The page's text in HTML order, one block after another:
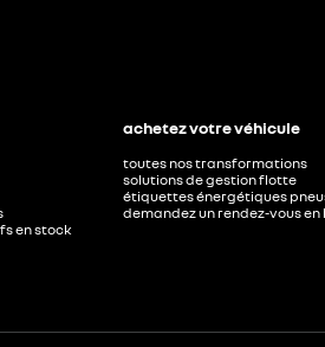
en stock
achetez votre véhicule
toutes nos transformations
solutions de gestion flotte
étiquettes énergétiques
demandez un rendez-vous en